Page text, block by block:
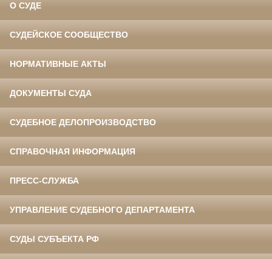
О СУДЕ
СУДЕЙСКОЕ СООБЩЕСТВО
НОРМАТИВНЫЕ АКТЫ
ДОКУМЕНТЫ СУДА
СУДЕБНОЕ ДЕЛОПРОИЗВОДСТВО
СПРАВОЧНАЯ ИНФОРМАЦИЯ
ПРЕСС-СЛУЖБА
УПРАВЛЕНИЕ СУДЕБНОГО ДЕПАРТАМЕНТА
СУДЫ СУБЪЕКТА РФ